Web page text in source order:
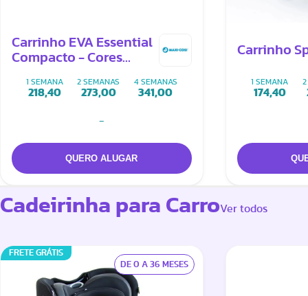
Carrinho EVA Essential
Compacto - Cores
1 SEMANA
218,40
2 SEMANAS
273,00
4 SEMANAS
341,00
-
Carrinho
1 SEMANA
174,40
2
Cadeirinha para CarroVer todos
FRETE GRÁTIS
DE 0 A 36 MESES